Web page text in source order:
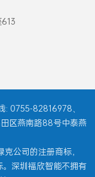
: 0755-82816978、
区燕南路88号中泰燕
公司的注册商标，
深圳福欣智能不拥有